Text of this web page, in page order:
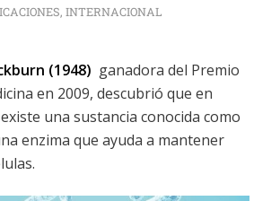
, INTERNACIONAL
(1948) ganadora del Premio
en 2009, descubrió que en
una sustancia conocida como
enzima que ayuda a mantener